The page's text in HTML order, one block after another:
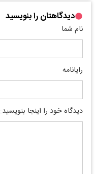
دیدگاهتان را بنویسید
نام شما
رایانامه
دیدگاه خود را اینجا بنویسید: